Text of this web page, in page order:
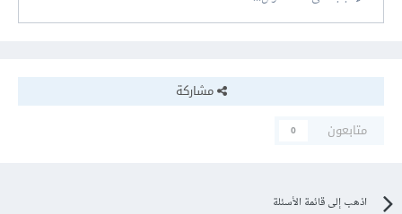
مشاركة
متابعون
0
اذهب إلى قائمة الأسئلة